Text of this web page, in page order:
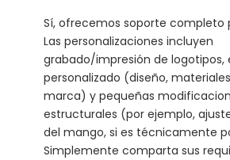
Sí, ofrecemos soporte completo
Las personalizaciones incluyen
grabado/impresión de
personalizado (diseño,
marca) y pequeñas
estructurales (por ejemplo,
del mango, si es técnicamente
Simplemente comparta sus